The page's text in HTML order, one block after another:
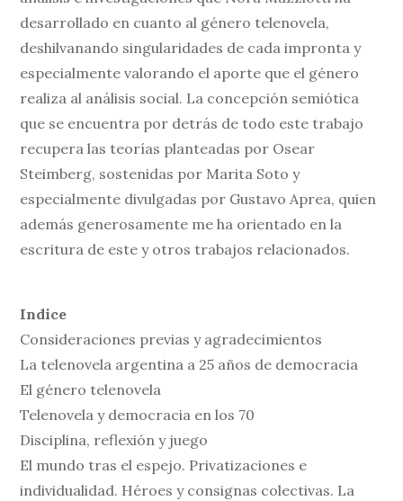
desarrollado en cuanto al género telenovela,
deshilvanando singularidades de cada impronta y
especialmente valorando el aporte que el género
realiza al análisis social. La concepción semiótica
que se encuentra por detrás de todo este trabajo
recupera las teorías planteadas por Osear
Steimberg, sostenidas por Marita Soto y
especialmente divulgadas por Gustavo Aprea, quien
además generosamente me ha orientado en la
escritura de este y otros trabajos relacionados.
Indice
Consideraciones previas y agradecimientos
La telenovela argentina a 25 años de democracia
El género telenovela
Telenovela y democracia en los 70
Disciplina, reflexión y juego
El mundo tras el espejo. Privatizaciones e
individualidad. Héroes y consignas colectivas. La